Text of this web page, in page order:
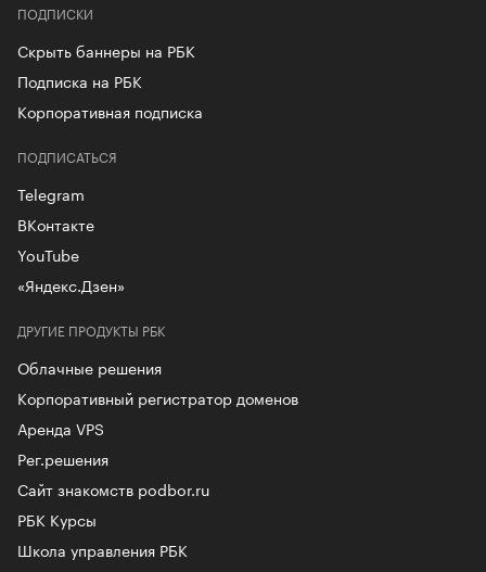
ПОДПИСКИ
Скрыть баннеры на РБК
Подписка на РБК
Корпоративная подписка
ДРУГИЕ ПРОДУКТЫ РБК
Облачные решения
Корпоративный регистратор доменов
Аренда VPS
Рег.решения
Сайт знакомств podbor.ru
РБК Курсы
Школа управления РБК
ПОДПИСАТЬСЯ
Telegram
ВКонтакте
YouTube
«Яндекс.Дзен»